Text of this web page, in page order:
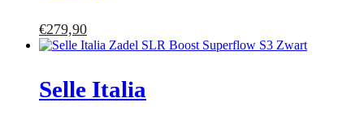
€279,90
Selle Italia